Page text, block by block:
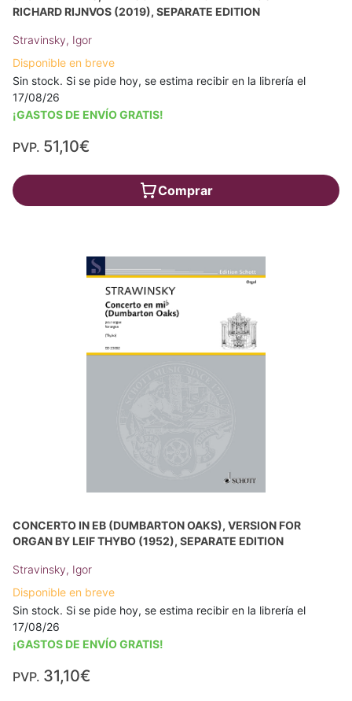
RICHARD RIJNVOS (2019), SEPARATE EDITION
Stravinsky, Igor
Disponible en breve
Sin stock. Si se pide hoy, se estima recibir en la librería el
17/08/26
¡GASTOS DE ENVÍO GRATIS!
PVP. 51,10€
Comprar
CONCERTO IN EB (DUMBARTON OAKS), VERSION FOR
ORGAN BY LEIF THYBO (1952), SEPARATE EDITION
Stravinsky, Igor
Disponible en breve
Sin stock. Si se pide hoy, se estima recibir en la librería el
17/08/26
¡GASTOS DE ENVÍO GRATIS!
PVP. 31,10€